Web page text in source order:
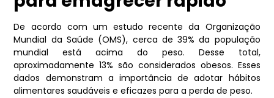
De acordo com um estudo recente da Organização
Mundial da Saúde (OMS), cerca de 39% da população
mundial está acima do peso. Desse total,
aproximadamente 13% são considerados obesos. Esses
dados demonstram a importância de adotar hábitos
alimentares saudáveis e eficazes para a perda de peso.